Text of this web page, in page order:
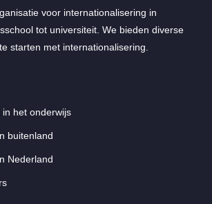
voor internationalisering in
tot universiteit. We bieden diverse
starten met internationalisering.
het onderwijs
buitenland
Nederland